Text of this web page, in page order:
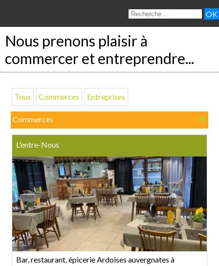
Nous prenons plaisir à
commercer et entreprendre...
Tous Commerces Entreprises
Commerces
L'entre-Nous
Bar, restaurant, épicerie Ardoises auvergnates à